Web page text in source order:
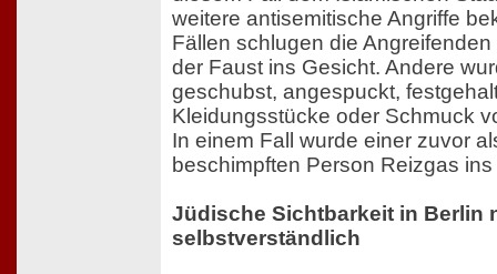
weitere antisemitische Angriffe
Fällen schlugen die
der Faust ins Gesicht. Andere
geschubst, angespuckt,
Kleidungsstücke oder Schmuck
In einem Fall wurde einer zuvor
beschimpften Person Reizgas
Jüdische Sichtbarkeit in Berlin
selbstverständlich